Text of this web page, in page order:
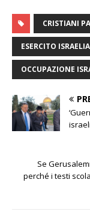
CRISTIANI
ESERCITO
OCCUPAZIONE
Se
perché i testi